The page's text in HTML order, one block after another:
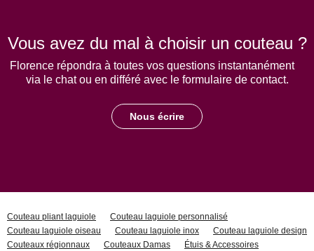
Vous avez du mal à choisir un couteau ?
Florence répondra à toutes vos questions instantanément
via le chat ou en différé avec le formulaire de contact.
Nous écrire
Couteau pliant laguiole
Couteau laguiole personnalisé
Couteau laguiole oiseau
Couteau laguiole inox
Couteau laguiole design
Couteaux régionnaux
Couteaux Damas
Étuis & Accessoires